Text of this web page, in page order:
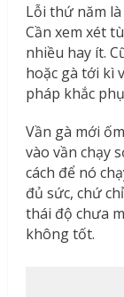
Lỗi thứ năm
Cần xem xét
nhiều hay ít.
hoặc gà tới kì
pháp khắc
Vần gà mới
vào vần chạy
cách để nó
đủ sức, chứ
thái độ chưa
không tốt.